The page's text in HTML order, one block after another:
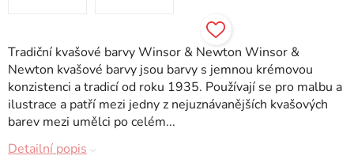
Tradiční kvašové barvy Winsor & Newton Winsor &
Newton kvašové barvy jsou barvy s jemnou krémovou
konzistenci a tradicí od roku 1935. Používají se pro malbu a
ilustrace a patří mezi jedny z nejuznávanějších kvašových
barev mezi umělci po celém...
Detailní popis